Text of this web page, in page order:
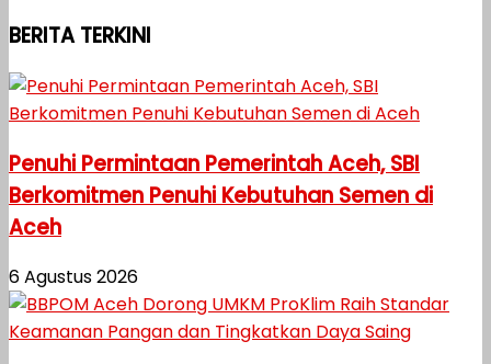
BERITA TERKINI
Penuhi Permintaan Pemerintah Aceh, SBI
Berkomitmen Penuhi Kebutuhan Semen di
Aceh
6 Agustus 2026